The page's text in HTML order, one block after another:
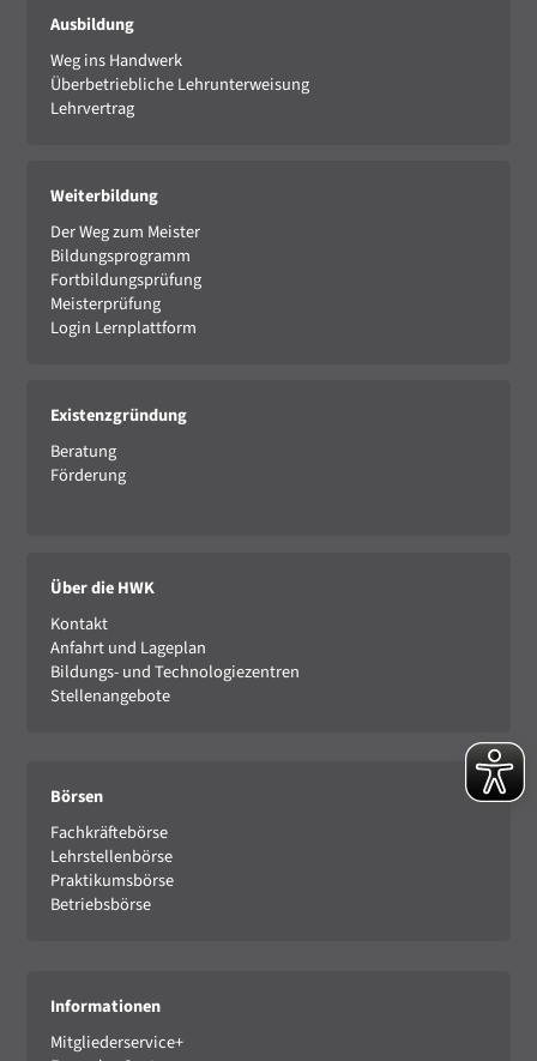
Ausbildung
Weg ins Handwerk
Überbetriebliche Lehrunterweisung
Lehrvertrag
Weiterbildung
Der Weg zum Meister
Bildungsprogramm
Fortbildungsprüfung
Meisterprüfung
Login Lernplattform
Existenzgründung
Beratung
Förderung
Über die HWK
Kontakt
Anfahrt und Lageplan
Bildungs- und Technologiezentren
Stellenangebote
Börsen
Fachkräftebörse
Lehrstellenbörse
Praktikumsbörse
Betriebsbörse
Informationen
Mitgliederservice+